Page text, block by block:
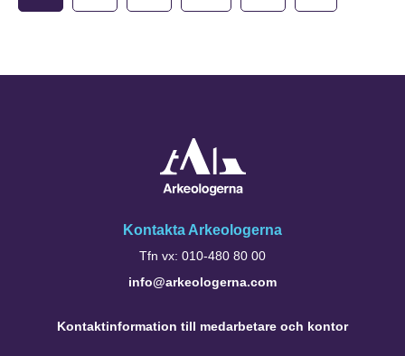
Kontakta Arkeologerna
Tfn vx: 010-480 80 00
info@arkeologerna.com
Kontaktinformation till medarbetare och kontor